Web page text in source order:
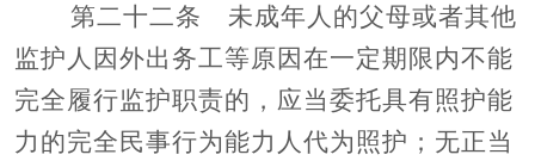
第二十二条 未成年人的父母或者其他
监护人因外出务工等原因在一定期限内不能
完全履行监护职责的，应当委托具有照护能
力的完全民事行为能力人代为照护；无正当